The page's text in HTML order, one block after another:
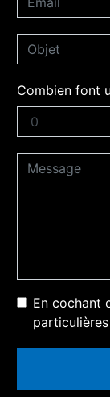
Combien font
En cochant